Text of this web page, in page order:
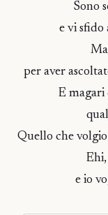
Sono
e vi sfido
per aver
E magari
Quello che
e io